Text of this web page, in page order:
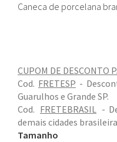
Caneca de porcelana
CUPOM DE DESCONTO
Cod. FRETESP -
Guarulhos e Grande SP.
Cod. FRETEBRASIL -
demais cidades
Tamanho